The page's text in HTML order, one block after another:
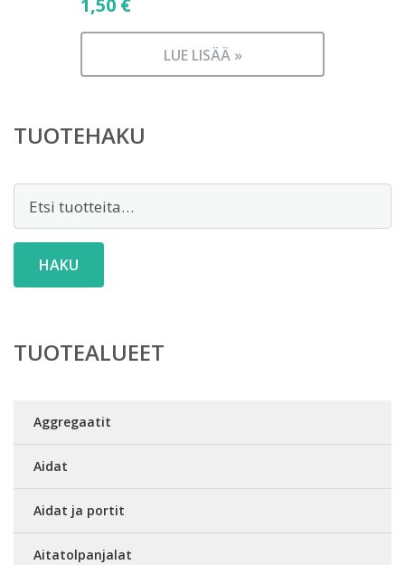
1,50 €
LUE LISÄÄ »
TUOTEHAKU
HAKU
TUOTEALUEET
Aggregaatit
Aidat
Aidat ja portit
Aitatolpanjalat